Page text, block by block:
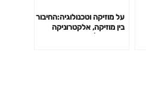
על מוזיקה וטכנולוגיה:החיבור
בין מוזיקה, אלקטרוניקה